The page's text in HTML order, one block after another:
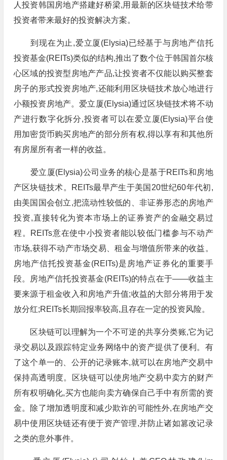
人投资韩国房地产搭建好桥梁,用最新的区块链技术给带
投资者带来最好的投资解决方案。
到现在为止,爱立厦(Elysia)已经基于与房地产信托
投资基金(REITs)类似的结构,推出了数个位于韩国首尔核
心区域的投资型房地产产品,让投资者不仅能以购买整套
房子的形式投资房地产,还能利用区块链技术放心地进行
小额投资房地产。爱立厦(Elysia)通过区块链技术将不动
产进行数字化拆分,投资者可以在爱立厦(Elysia)平台使
用加密货币购买房地产的部分所有权,得以享有和其他所
有房屋所有者一样的收益。
爱立厦(Elysia)公司业务的核心是基于REITs和房地
产区块链技术。REITs最早产生于美国20世纪60年代初,
由美国国会创立,把流动性较低的、非证券形态的房地产
投资,直接转化为资本市场上的证券资产的金融交易过
程。REITs意在使中小投资者能以较低门槛参与不动产
市场,获得不动产市场交易、租金与增值所带来的收益。
房地产信托投资基金(REITs)是房地产证券化的重要手
段。房地产信托投资基金(REITs)的特点在于——收益主
要来源于租金收入和房地产升值;收益的大部分将用于发
放分红;REITs长期回报率较高,且存在一定的投资风险。
区块链可以理解为一个不可逆的共享分类账,它为记
录交易以及跟踪特定业务网络中的资产提供了便利。有
了这个单一的、公开的记录账本,就可以在房地产交易中
保持高透明度。区块链可以使房地产交易中卖方的财产
所有权明确化,买方也能向卖方确保自己手中有所需的资
金。除了增加透明度和减少欺诈的可能性外,在房地产交
易中使用区块链还有便于资产管理,并防止诸如篡改记录
之类的意外事件。